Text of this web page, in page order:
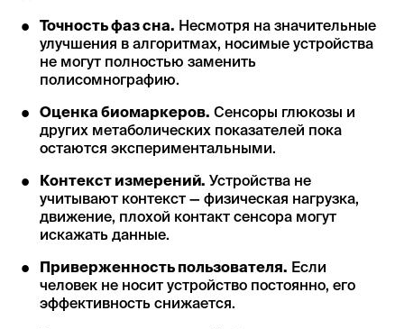
Точность фаз сна. Несмотря на значительные
улучшения в алгоритмах, носимые устройства
не могут полностью заменить
полисомнографию.
Оценка биомаркеров. Сенсоры глюкозы и
других метаболических показателей пока
остаются экспериментальными.
Контекст измерений. Устройства не
учитывают контекст — физическая нагрузка,
движение, плохой контакт сенсора могут
искажать данные.
Приверженность пользователя. Если
человек не носит устройство постоянно, его
эффективность снижается.